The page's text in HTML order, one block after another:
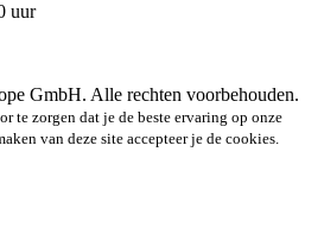
uur
GmbH. Alle rechten voorbehouden.
te zorgen dat je de beste ervaring op onze
van deze site accepteer je de cookies.